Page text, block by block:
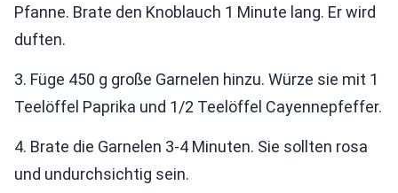
Pfanne. Brate den Knoblauch 1 Minute lang. Er wird
duften.
3. Füge 450 g große Garnelen hinzu. Würze sie mit 1
Teelöffel Paprika und 1/2 Teelöffel Cayennepfeffer.
4. Brate die Garnelen 3-4 Minuten. Sie sollten rosa
und undurchsichtig sein.